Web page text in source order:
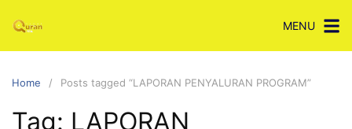
content
MENU
Home Posts tagged “LAPORAN PENYALURAN PROGRAM”
Tag: LAPORAN